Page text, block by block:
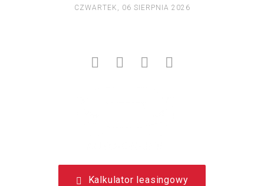
CZWARTEK, 06 SIERPNIA 2026
Kalkulator leasingowy